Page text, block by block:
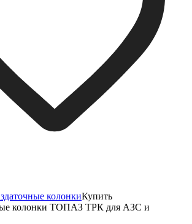
колонкиКупить
колонки ТОПАЗ ТРК для АЗС и